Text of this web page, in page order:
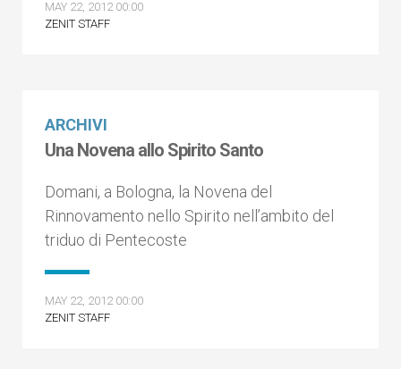
MAY 22, 2012 00:00
ZENIT STAFF
ARCHIVI
Una Novena allo Spirito Santo
Domani, a Bologna, la Novena del
Rinnovamento nello Spirito nell’ambito del
triduo di Pentecoste
MAY 22, 2012 00:00
ZENIT STAFF